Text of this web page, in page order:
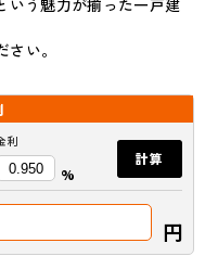
う魅力が揃った一戸建
い。
利
%
計算
円